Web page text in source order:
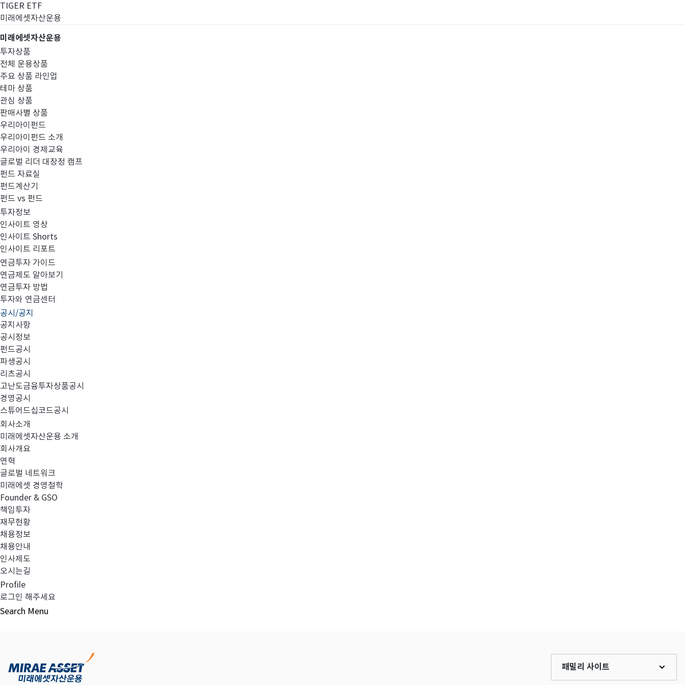
TIGER ETF
미래에셋자산운용
미래에셋자산운용
투자상품
전체 운용상품
주요 상품 라인업
테마 상품
관심 상품
판매사별 상품
우리아이펀드
우리아이펀드 소개
우리아이 경제교육
글로벌 리더 대장정 캠프
펀드 자료실
펀드계산기
펀드 vs 펀드
투자정보
인사이트 영상
인사이트 Shorts
인사이트 리포트
연금투자 가이드
연금제도 알아보기
연금투자 방법
투자와 연금센터
공시/공지
공지사항
공시정보
펀드공시
파생공시
리츠공시
고난도금융투자상품공시
경영공시
스튜어드십코드공시
회사소개
미래에셋자산운용 소개
회사개요
연혁
글로벌 네트워크
미래에셋 경영철학
Founder & GSO
책임투자
재무현황
채용정보
채용안내
인사제도
오시는길
Profile
로그인 해주세요
Search Menu
고난도금융투자상품
고난도금융투자상품_공시_20250418
이전글
다음글
목록보기
패밀리 사이트